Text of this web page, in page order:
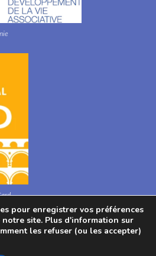
pour enregistrer vos préférences
notre site. Plus d'information sur
les refuser (ou les accepter)